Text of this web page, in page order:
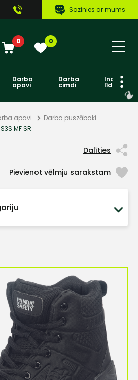
Sazinies ar mums
0 0
Darba
apavi
Darba
cimdi līdzekļi
apavi
Darba puszābaki
MF SR
Dalīties
Pievienot vēlmju sarakstam